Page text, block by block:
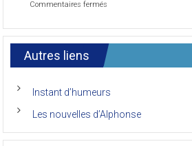
Commentaires fermés
congrès
international
anciens
la
de
de
Autres liens
Instant d’humeurs
Les nouvelles d’Alphonse